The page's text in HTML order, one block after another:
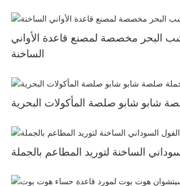
البحر مخصصة لمصنع قاعدة الأواني
الساخنة
شابو شابو صلصة المأكولات البحرية
الساخنة لتوريد المطاعم بالجملة